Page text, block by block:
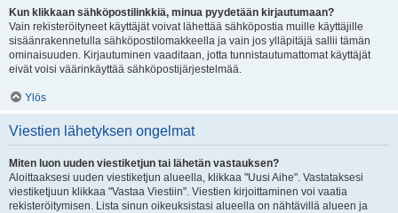
Kun klikkaan sähköpostilinkkiä, minua pyydetään kirjautumaan?
Vain rekisteröityneet käyttäjät voivat lähettää sähköpostia muille käyttäjille
sisäänrakennetulla sähköpostilomakkeella ja vain jos ylläpitäjä sallii tämän
ominaisuuden. Kirjautuminen vaaditaan, jotta tunnistautumattomat käyttäjät
eivät voisi väärinkäyttää sähköpostijärjestelmää.
Ylös
Viestien lähetyksen ongelmat
Miten luon uuden viestiketjun tai lähetän vastauksen?
Aloittaaksesi uuden viestiketjun alueella, klikkaa "Uusi Aihe". Vastataksesi
viestiketjuun klikkaa "Vastaa Viestiin". Viestien kirjoittaminen voi vaatia
rekisteröitymisen. Lista sinun oikeuksistasi alueella on nähtävillä alueen ja